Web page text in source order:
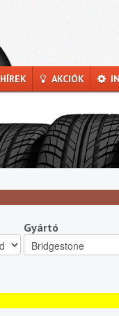
HÍREK AKCIÓK
Gyártó